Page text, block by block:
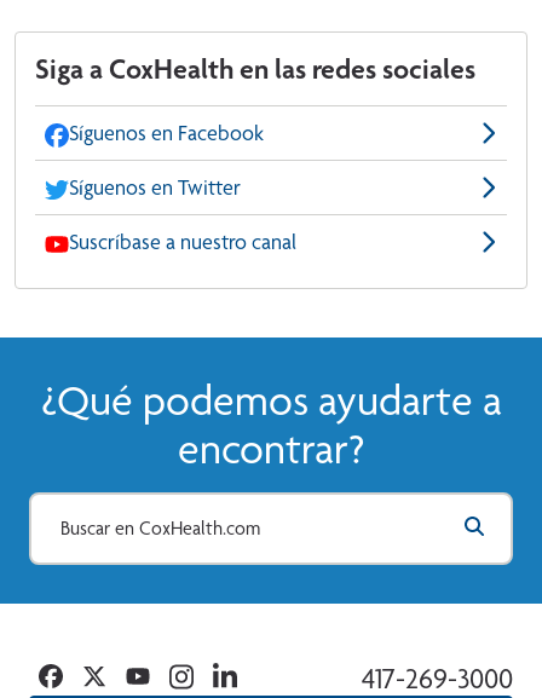
Siga a CoxHealth en las redes sociales
Síguenos en Facebook
Síguenos en Twitter
Suscríbase a nuestro canal
¿Qué podemos ayudarte a
encontrar?
417-269-3000
Facebook
TwitterYouTubeInstagramLinkedin